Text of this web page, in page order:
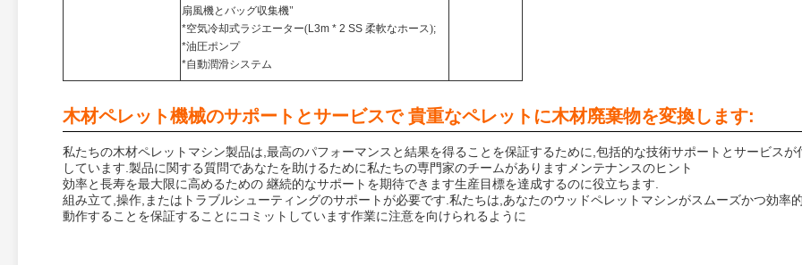
扇風機とバッグ収集機"
*空気冷却式ラジエーター(L3m * 2 SS 柔軟なホース);
*油圧ポンプ
*自動潤滑システム
木材ペレット機械のサポートとサービスで 貴重なペレットに木材廃棄物を変換します:
私たちの木材ペレットマシン製品は,最高のパフォーマンスと結果を得ることを保証するために,包括的な技術サポートとサービスが
しています.製品に関する質問であなたを助けるために私たちの専門家のチームがありますメンテナンスのヒント
効率と長寿を最大限に高めるための 継続的なサポートを期待できます生産目標を達成するのに役立ちます.
組み立て,操作,またはトラブルシューティングのサポートが必要です.私たちは,あなたのウッドペレットマシンがスムーズかつ効率
動作することを保証することにコミットしています作業に注意を向けられるように